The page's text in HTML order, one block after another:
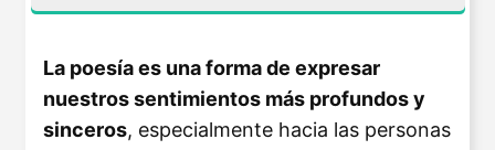
La poesía es una forma de expresar
nuestros sentimientos más profundos y
sinceros, especialmente hacia las personas